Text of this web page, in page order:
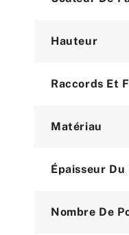
Hauteur
Raccords Et
Matériau
Épaisseur
Nombre De